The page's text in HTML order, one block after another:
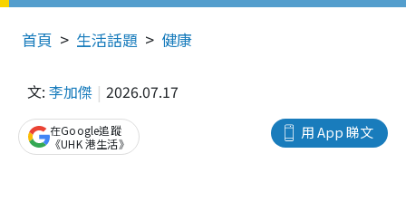
首頁 生活話題 健康
文: 李加傑 2026.07.17
用 App 睇文
在Google追蹤
《UHK 港生活》